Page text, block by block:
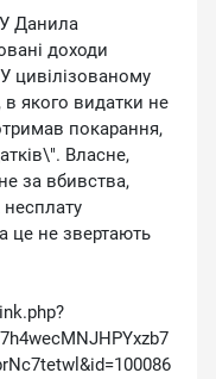
Данила
доходи
цивілізованому
в якого видатки не
покарання,
Власне,
за вбивства,
несплату
це не звертають